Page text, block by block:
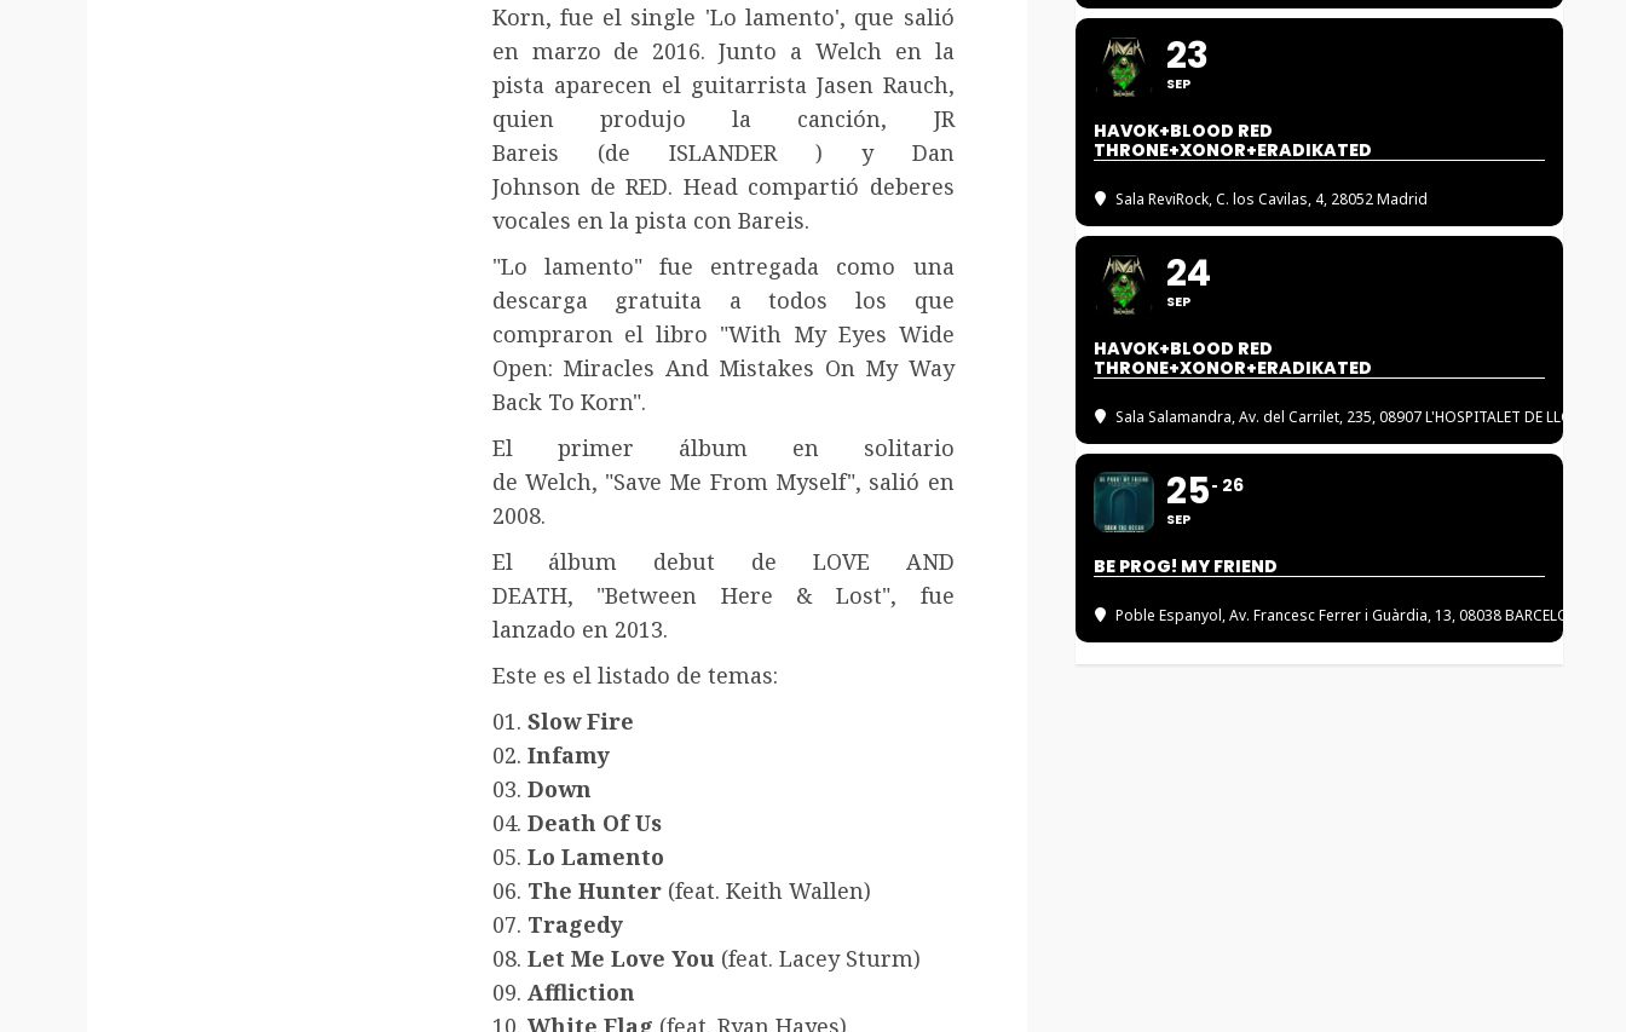
Korn, fue el single 'Lo lamento', que salió
en marzo de 2016. Junto a Welch en la
pista aparecen el guitarrista Jasen Rauch,
quien produjo la canción, JR
Bareis (de ISLANDER ) y Dan
Johnson de RED. Head compartió deberes
vocales en la pista con Bareis.
"Lo lamento" fue entregada como una
descarga gratuita a todos los que
compraron el libro "With My Eyes Wide
Open: Miracles And Mistakes On My Way
Back To Korn".
El primer álbum en solitario
de Welch, "Save Me From Myself", salió en
2008.
El álbum debut de LOVE AND
DEATH, "Between Here & Lost", fue
lanzado en 2013.
Este es el listado de temas:
01. Slow Fire
02. Infamy
03. Down
04. Death Of Us
05. Lo Lamento
06. The Hunter(feat. Keith Wallen)
07. Tragedy
08. Let Me Love You (feat. Lacey Sturm)
09. Affliction
10. White Flag (feat. Ryan Hayes)
23
SEP
HAVOK+BLOOD RED
THRONE+XONOR+ERADIKATED
Sala ReviRock, C. los Cavilas, 4, 28052 Madrid
24
SEP
HAVOK+BLOOD RED
THRONE+XONOR+ERADIKATED
Sala Salamandra, Av. del Carrilet, 235, 08907 L'HOSPITALET DE LLOBREGAT
25
SEP
26
BE PROG! MY FRIEND
Poble Espanyol, Av. Francesc Ferrer i Guàrdia, 13, 08038 BARCELONA